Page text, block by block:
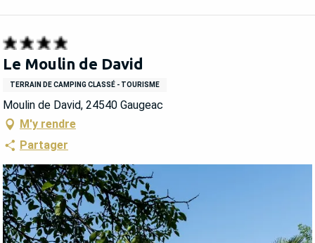
Le Moulin de David
TERRAIN DE CAMPING CLASSÉ - TOURISME
Moulin de David, 24540 Gaugeac
M'y rendre
Partager